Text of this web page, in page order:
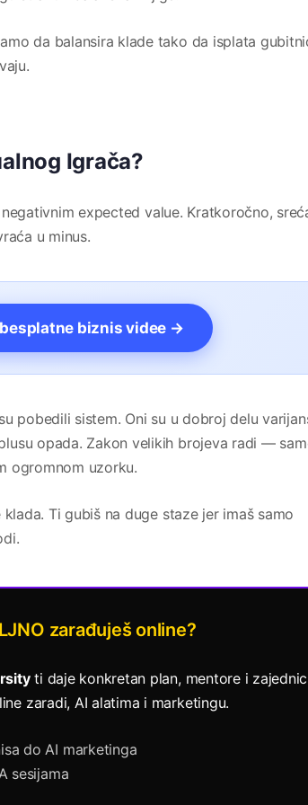
da balansira klade tako da isplata
Igrača?
expected value. Kratkoročno,
u minus.
biznis videe →
pobedili sistem. Oni su u dobroj delu
opada. Zakon velikih brojeva radi —
ogromnom uzorku.
Ti gubiš na duge staze jer imaš samo
zarađuješ online?
ti daje konkretan plan, mentore i
zaradi, AI alatima i marketingu.
do AI marketinga
sesijama